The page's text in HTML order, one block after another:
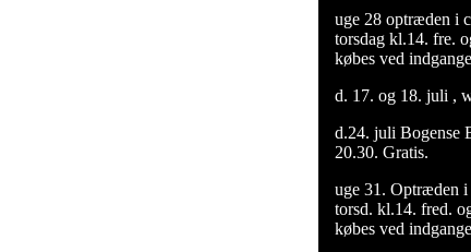
uge 28 optræden i
torsdag kl.14. fre.
købes ved
d. 17. og 18. juli ,
d.24. juli Bogense
20.30. Gratis.
uge 31. Optræden
torsd. kl.14. fred.
købes ved